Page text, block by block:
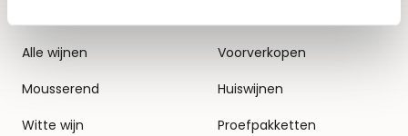
Alle wijnen
Mousserend
Witte wijn
Voorverkopen
Huiswijnen
Proefpakketten